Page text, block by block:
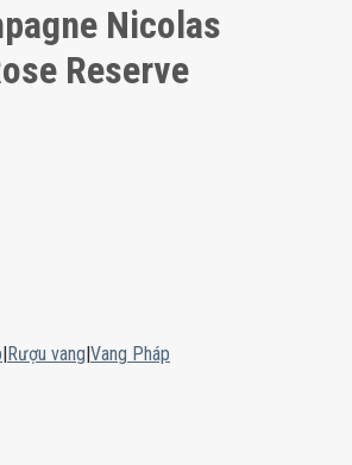
Nicolas
Reserve
|Rượu vang|Vang Pháp